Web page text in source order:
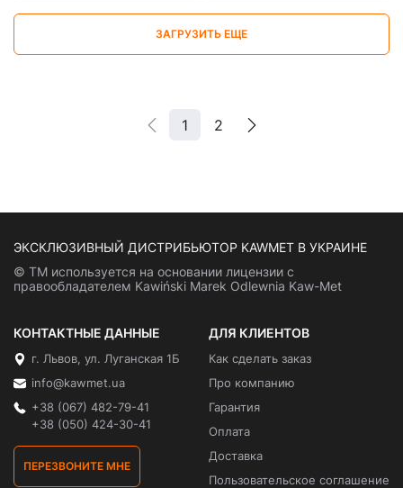
ЗАГРУЗИТЬ ЕЩЕ
1 2
ЭКСКЛЮЗИВНЫЙ ДИСТРИБЬЮТОР KAWMET В УКРАИНЕ
© ТМ используется на основании лицензии с
правообладателем Kawiński Marek Odlewnia Kaw-Met
КОНТАКТНЫЕ ДАННЫЕ
г. Львов, ул. Луганская 1Б
info@kawmet.ua
+38 (067) 482-79-41
+38 (050) 424-30-41
ПЕРЕЗВОНИТЕ МНЕ
ДЛЯ КЛИЕНТОВ
Как сделать заказ
Про компанию
Гарантия
Оплата
Доставка
Пользовательское соглашение